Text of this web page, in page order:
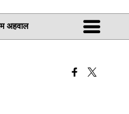
अहवाल